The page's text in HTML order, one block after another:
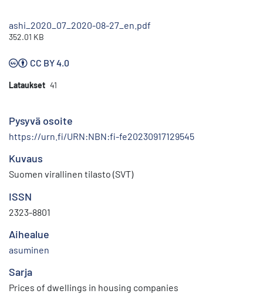
ashi_2020_07_2020-08-27_en.pdf
352.01 KB
CC BY 4.0
Lataukset 41
Pysyvä osoite
https://urn.fi/URN:NBN:fi-fe20230917129545
Kuvaus
Suomen virallinen tilasto (SVT)
ISSN
2323-8801
Aihealue
asuminen
Sarja
Prices of dwellings in housing companies